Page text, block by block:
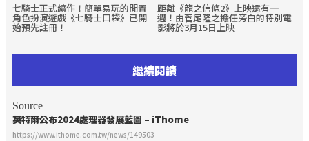
七騎士正式續作！簡單易玩的閒置
角色扮演遊戲《七騎士口袋》已開
始預先註冊！
距離《龍之信條2》上映還有一
週！由菅尾隆之擔任旁白的特別電
影將於3月15日上映
繼續閱讀
Source
英特爾公布2024處理器發展藍圖 – iThome
https://www.ithome.com.tw/news/149503